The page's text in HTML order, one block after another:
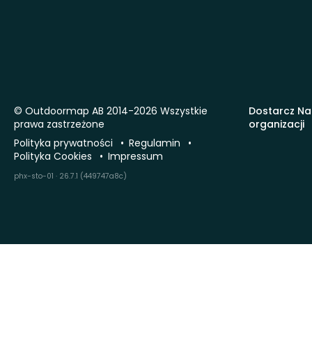
Dostarcz
organizacji
© Outdoormap AB 2014-2026 Wszystkie
prawa zastrzeżone
Polityka prywatności
Regulamin
Polityka Cookies
Impressum
phx-sto-01 · 26.7.1 (449747a8c)